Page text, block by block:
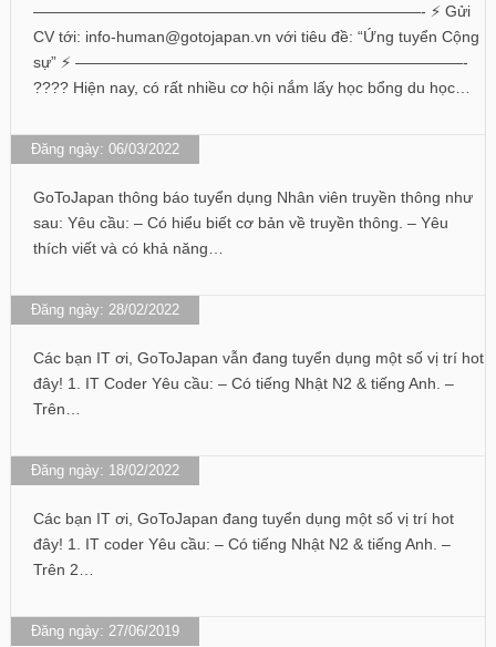
—————————————————————————- ⚡️ Gửi
CV tới: info-human@gotojapan.vn với tiêu đề: “Ứng tuyển Cộng
sự” ⚡️ —————————————————————————-
???? Hiện nay, có rất nhiều cơ hội nắm lấy học bổng du học…
Đăng ngày: 06/03/2022
GoToJapan thông báo tuyển dụng Nhân viên truyền thông như
sau: Yêu cầu: – Có hiểu biết cơ bản về truyền thông. – Yêu
thích viết và có khả năng…
Đăng ngày: 28/02/2022
Các bạn IT ơi, GoToJapan vẫn đang tuyển dụng một số vị trí hot
đây! 1. IT Coder Yêu cầu: – Có tiếng Nhật N2 & tiếng Anh. –
Trên…
Đăng ngày: 18/02/2022
Các bạn IT ơi, GoToJapan đang tuyển dụng một số vị trí hot
đây! 1. IT coder Yêu cầu: – Có tiếng Nhật N2 & tiếng Anh. –
Trên 2…
Đăng ngày: 27/06/2019